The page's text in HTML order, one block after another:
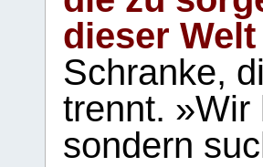
dieser
Schranke,
trennt. »Wir
sondern